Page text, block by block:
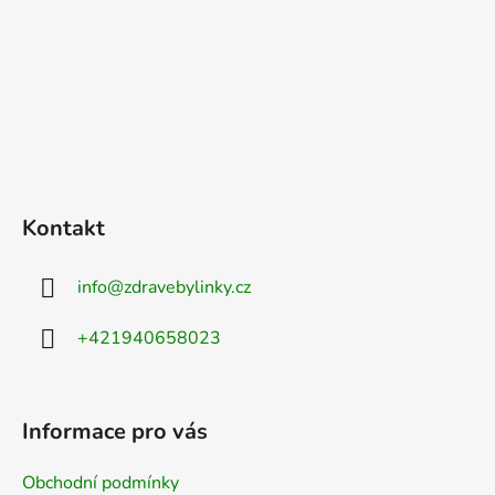
Kontakt
info@zdravebylinky.cz
+421940658023
Informace pro vás
Obchodní podmínky